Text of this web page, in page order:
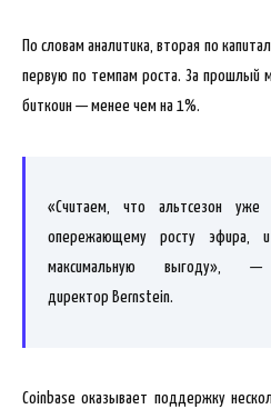
По словам аналитика, вторая по
первую по темпам роста. За прошлый
биткоин — менее чем на 1%.
«Считаем, что альтсезон
опережающему росту эфира,
максимальную выгоду», —
директор Bernstein.
Coinbase оказывает поддержку